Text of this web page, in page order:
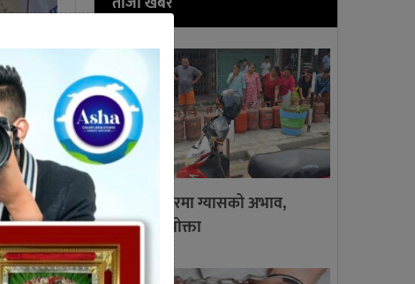
गाईघाट बजारमा ग्यासको अभाव,
लाइनमा उपभोक्ता